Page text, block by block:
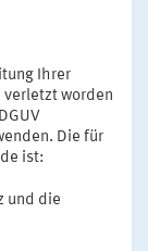
Ihrer
verletzt worden
Die für
ist:
und die